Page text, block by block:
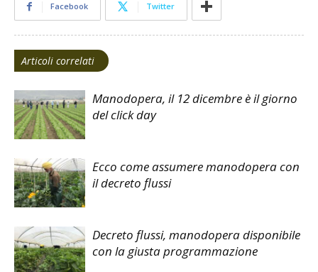
Facebook Twitter
Articoli correlati
Manodopera, il 12 dicembre è il giorno
del click day
Ecco come assumere manodopera con
il decreto flussi
Decreto flussi, manodopera disponibile
con la giusta programmazione